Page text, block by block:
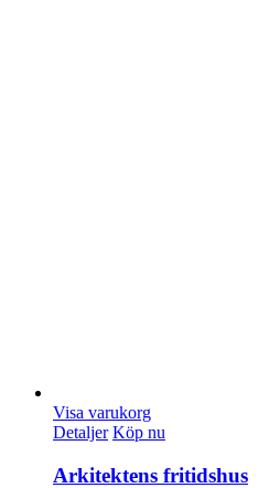
Visa varukorg
Detaljer Köp nu
Arkitektens fritidshus